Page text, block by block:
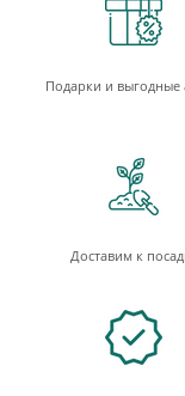
Подарки и выгодные
Доставим к